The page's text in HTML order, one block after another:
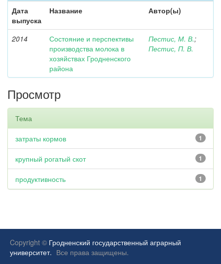
Дата
выпуска
Название Автор(ы)
2014
Состояние и перспективы
производства молока в
хозяйствах Гродненского
района
Пестис, М. В.;
Пестис, П. В.
Просмотр
Тема
1
затраты кормов
1
крупный рогатый скот
1
продуктивность
Copyright © Гродненский государственный аграрный
университет. Все права защищены.